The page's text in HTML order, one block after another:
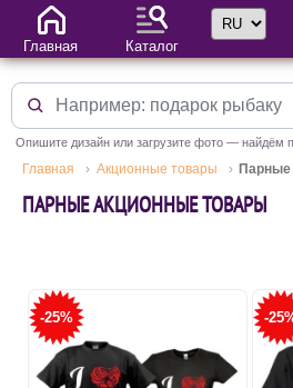
Опишите дизайн или загрузите фото — найдём
Главная Акционные товары Парные
ПАРНЫЕ АКЦИОННЫЕ ТОВАРЫ
-25% -
Главная Каталог
Выбор